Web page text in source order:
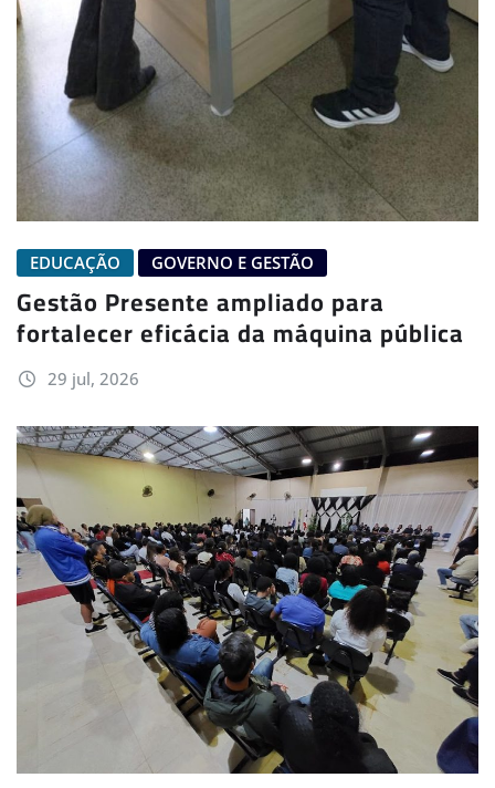
EDUCAÇÃO GOVERNO E GESTÃO
Gestão Presente ampliado para
fortalecer eficácia da máquina pública
29 jul, 2026